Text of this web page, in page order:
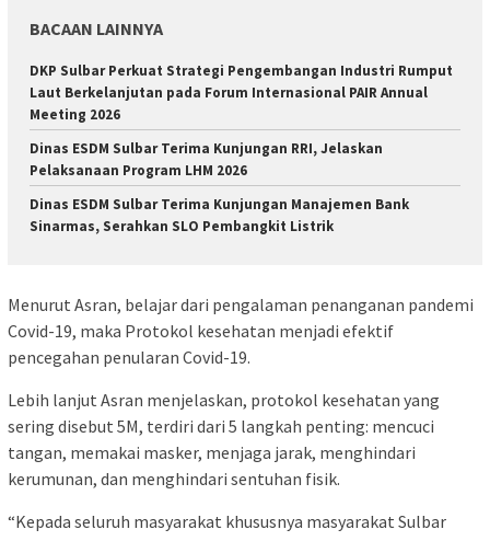
BACAAN LAINNYA
DKP Sulbar Perkuat Strategi Pengembangan Industri Rumput
Laut Berkelanjutan pada Forum Internasional PAIR Annual
Meeting 2026
Dinas ESDM Sulbar Terima Kunjungan RRI, Jelaskan
Pelaksanaan Program LHM 2026
Dinas ESDM Sulbar Terima Kunjungan Manajemen Bank
Sinarmas, Serahkan SLO Pembangkit Listrik
Menurut Asran, belajar dari pengalaman penanganan pandemi
Covid-19, maka Protokol kesehatan menjadi efektif
pencegahan penularan Covid-19.
Lebih lanjut Asran menjelaskan, protokol kesehatan yang
sering disebut 5M, terdiri dari 5 langkah penting: mencuci
tangan, memakai masker, menjaga jarak, menghindari
kerumunan, dan menghindari sentuhan fisik.
“Kepada seluruh masyarakat khususnya masyarakat Sulbar